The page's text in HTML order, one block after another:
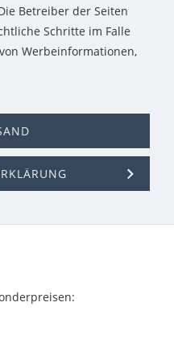
Betreiber der Seiten
Schritte im Falle
Werbeinformationen,